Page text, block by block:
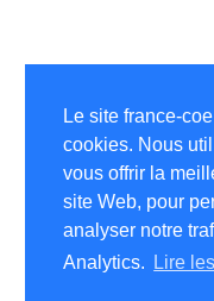
Le site france-
cookies. Nous
vous offrir la
site Web, pour
analyser notre
Analytics.
Lire